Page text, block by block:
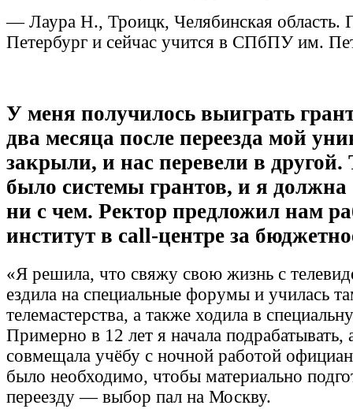
— Лаура Н., Троицк, Челябинская область.
Петербург и сейчас учится в СПбПУ им.
У меня получилось выиграть
два месяца после переезда мой
закрыли, и нас перевели в
было системы грантов, и я должна
ни с чем. Ректор предложил нам
институт в call-центре за
«Я решила, что свяжу свою жизнь с
ездила на специальные форумы и училась
телемастерства, а также ходила в
Примерно в 12 лет я начала подрабатывать,
совмещала учёбу с ночной работой
было необходимо, чтобы материально
переезду — выбор пал на Москву.